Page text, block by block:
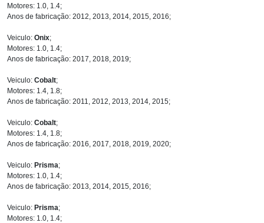
Motores: 1.0, 1.4;
Anos de fabricação: 2012, 2013, 2014, 2015, 2016;
Veiculo: Onix;
Motores: 1.0, 1.4;
Anos de fabricação: 2017, 2018, 2019;
Veiculo: Cobalt;
Motores: 1.4, 1.8;
Anos de fabricação: 2011, 2012, 2013, 2014, 2015;
Veiculo: Cobalt;
Motores: 1.4, 1.8;
Anos de fabricação: 2016, 2017, 2018, 2019, 2020;
Veiculo: Prisma;
Motores: 1.0, 1.4;
Anos de fabricação: 2013, 2014, 2015, 2016;
Veiculo: Prisma;
Motores: 1.0, 1.4;